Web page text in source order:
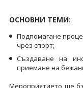
ОСНОВНИ ТЕМИ:
Подпомагане
чрез спорт;
Създаване на
приемане на
Мероприятието ще